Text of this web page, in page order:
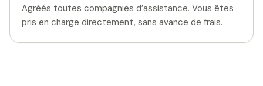
Agréés toutes compagnies d’assistance. Vous êtes
pris en charge directement, sans avance de frais.